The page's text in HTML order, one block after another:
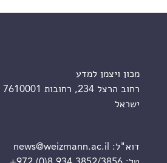
מכון ויצמן למדע
רחוב הרצל 234, רחובות 7610001
ישראל
דוא"ל:
news@weizmann.ac.il